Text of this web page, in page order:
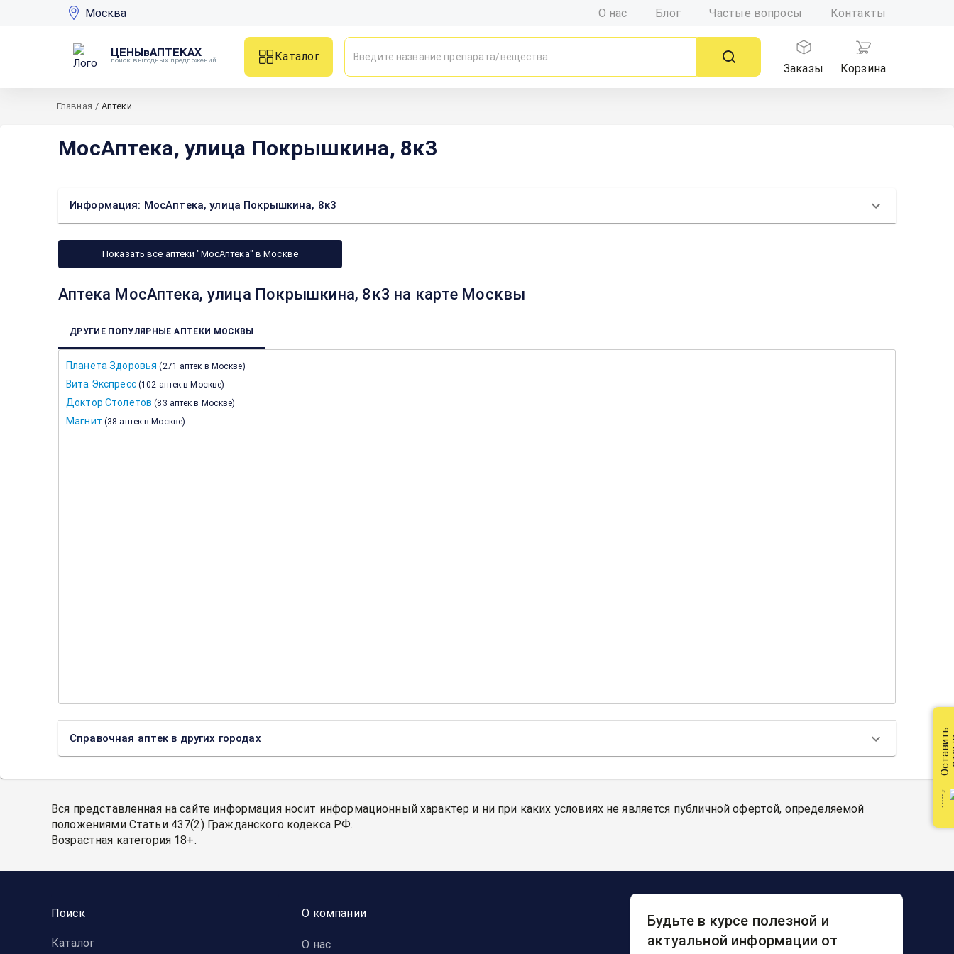
Москва О нас Блог Частые вопросы Контакты
ЦЕНЫвАПТЕКАХ
поиск выгодных предложений
Каталог
Заказы
Корзина
Главная / Аптеки
МосАптека, улица Покрышкина, 8к3
Информация: МосАптека, улица Покрышкина, 8к3
Показать все аптеки "МосАптека" в Москве
Аптека МосАптека, улица Покрышкина, 8к3 на карте Москвы
ДРУГИЕ ПОПУЛЯРНЫЕ АПТЕКИ МОСКВЫ
Планета Здоровья (271 аптек в Москве)
Вита Экспресс (102 аптек в Москве)
Доктор Столетов (83 аптек в Москве)
Магнит (38 аптек в Москве)
Справочная аптек в других городах
Вся представленная на сайте информация носит информационный характер и ни при каких условиях не является публичной офертой, определяемой
положениями Статьи 437(2) Гражданского кодекса РФ.
Возрастная категория 18+.
Поиск
Каталог
О компании
О нас
Будьте в курсе полезной и
актуальной информации от
Оставить